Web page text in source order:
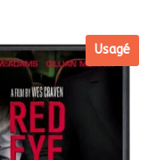
Usagé